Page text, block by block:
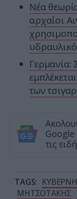
Νέα
αρχαίοι
των
Google
τις
TAGS:
ΜΗΤΣΟΤΑΚΗΣ